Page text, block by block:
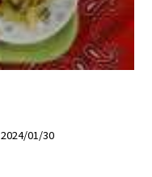
2024/01/30